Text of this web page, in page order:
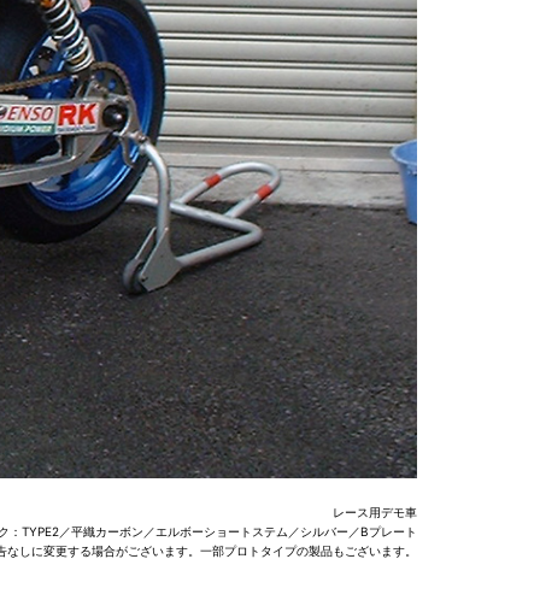
レース用デモ車
：TYPE2／平織カーボン／エルボーショートステム／シルバー／Bプレート
しに変更する場合がございます。一部プロトタイプの製品もございます。